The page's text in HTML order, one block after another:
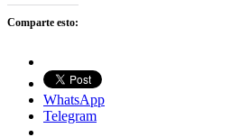
Comparte esto:
WhatsApp
Telegram